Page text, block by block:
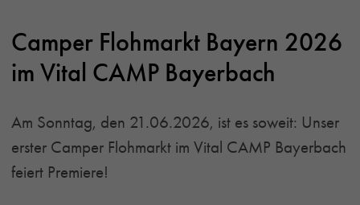
Camper Flohmarkt Bayern 2026
im Vital CAMP Bayerbach
Am Sonntag, den 21.06.2026, ist es soweit: Unser
erster Camper Flohmarkt im Vital CAMP Bayerbach
feiert Premiere!